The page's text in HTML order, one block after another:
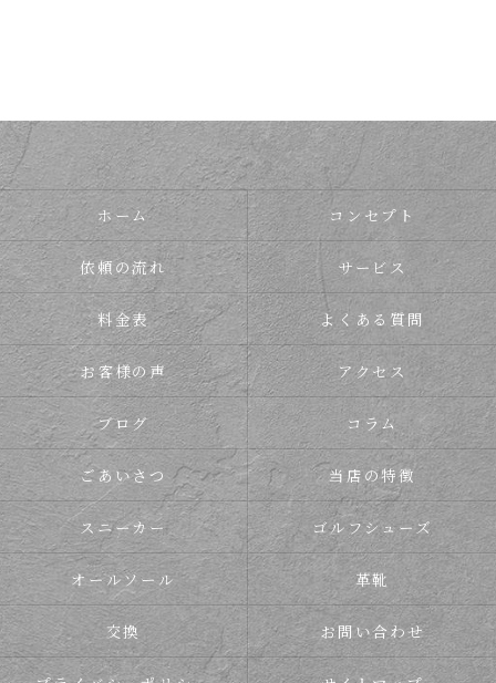
ホーム コンセプト
依頼の流れ サービス
料金表 よくある質問
お客様の声 アクセス
ブログ コラム
ごあいさつ 当店の特徴
スニーカー ゴルフシューズ
オールソール 革靴
交換 お問い合わせ